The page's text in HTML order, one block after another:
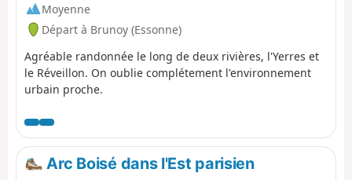
Moyenne
Départ à Brunoy (Essonne)
Agréable randonnée le long de deux rivières, l'Yerres et
le Réveillon. On oublie complétement l'environnement
urbain proche.
Arc Boisé dans l'Est parisien